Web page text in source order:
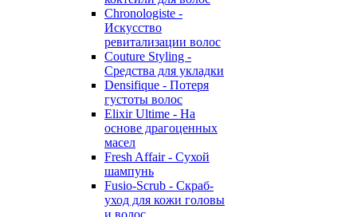
Chronologiste -
Искусство
ревитализации волос
Couture Styling -
Средства для укладки
Densifique - Потеря
густоты волос
Elixir Ultime - На
основе драгоценных
масел
Fresh Affair - Сухой
шампунь
Fusio-Scrub - Скраб-
уход для кожи головы
и волос